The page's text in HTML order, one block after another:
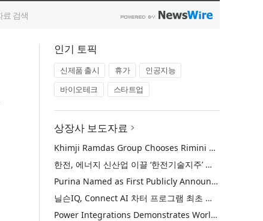
인기 토픽
신제품 출시 휴가
인공지능
바이오테크
스타트업
상장사 보도자료
Khimji Ramdas Group Chooses Rimini Street to Reduce SAP Support Costs, Protect 700+ Customizations and Reinvest Savings in Innovation
한전, 에너지 신산업 이끌 ‘한전기술지주’ 공식 출범
Purina Named as First Publicly Announced NIQ ConnectAI Charter Client
닐슨IQ, Connect AI 차터 프로그램 최초 고객사 ‘퓨리나’ 선정
Power Integrations Demonstrates World’s First 2200 V GaN Technology for Next-Era High-Voltage Power Systems